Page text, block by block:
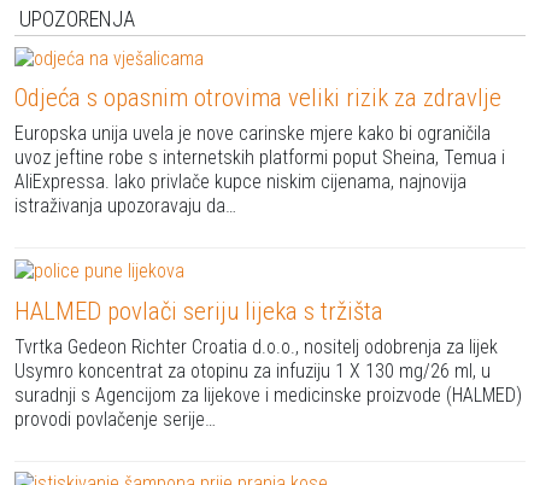
UPOZORENJA
Odjeća s opasnim otrovima veliki rizik za zdravlje
Europska unija uvela je nove carinske mjere kako bi ograničila
uvoz jeftine robe s internetskih platformi poput Sheina, Temua i
AliExpressa. Iako privlače kupce niskim cijenama, najnovija
istraživanja upozoravaju da…
HALMED povlači seriju lijeka s tržišta
Tvrtka Gedeon Richter Croatia d.o.o., nositelj odobrenja za lijek
Usymro koncentrat za otopinu za infuziju 1 X 130 mg/26 ml, u
suradnji s Agencijom za lijekove i medicinske proizvode (HALMED)
provodi povlačenje serije…